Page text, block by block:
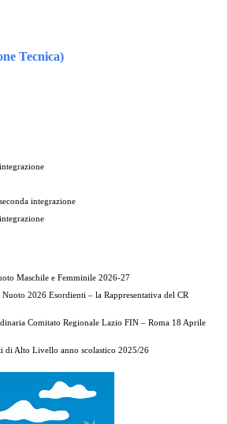
Tecnica)
integrazione
Maschile e Femminile 2026-27
2026 Esordienti – la Rappresentativa del CR
Comitato Regionale Lazio FIN – Roma 18 Aprile
di Alto Livello anno scolastico 2025/26